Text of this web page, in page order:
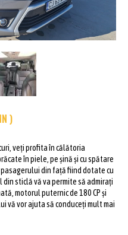
)
veți profita în călătoria
în piele, pe șină și cu spătare
din față fiind dotate cu
sticlă vă va permite să admirați
motorul puternic de 180 CP și
vă vor ajuta să conduceți mult mai